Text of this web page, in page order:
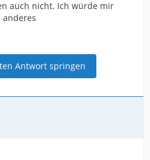
auch nicht. Ich würde mir
Antwort springen